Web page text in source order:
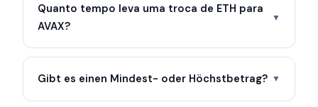
Quanto tempo leva uma troca de ETH para
AVAX?
▼
Gibt es einen Mindest- oder Höchstbetrag? ▼